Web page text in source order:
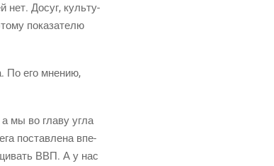
нет. Досуг, куль­ту­
пока­за­те­лю
По его мне­нию,
мы во гла­ву угла
постав­ле­на впе­
ВВП. А у нас